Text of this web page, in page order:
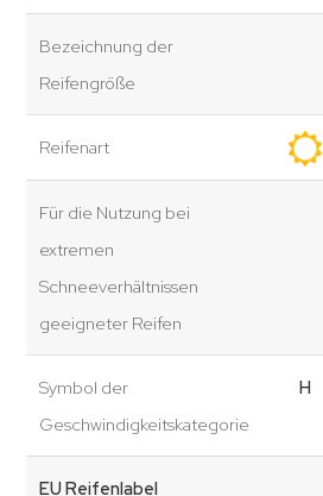
Bezeichnung der
Reifengröße
Reifenart
Für die Nutzung bei
extremen
Schneeverhältnissen
geeigneter Reifen
Symbol der
Geschwindigkeitskategorie
H
EU Reifenlabel